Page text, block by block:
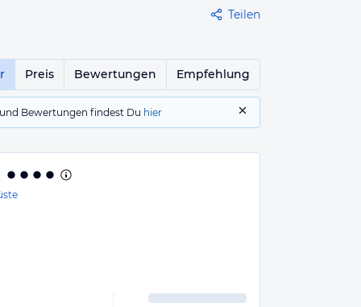
Teilen
Preis Bewertungen Empfehlung
Bewertungen findest Du hier